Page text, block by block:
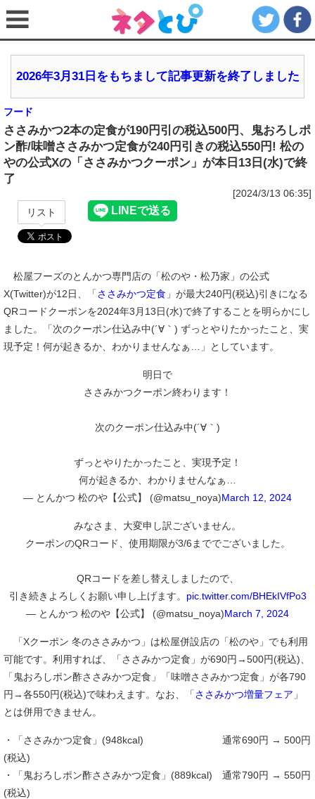
2026年3月31日をもちまして記事更新を終了しました
フード
ささみかつ2本の定食が190円引の税込500円、鬼おろしポ
ン酢/味噌ささみかつ定食が240円引きの税込550円! 松の
やの公式Xの「ささみかつクーポン」が本日13日(水)で終
了
[2024/3/13 06:35]
リスト
松屋フーズのとんかつ専門店の「松のや・松乃家」の公式
X(Twitter)が12日、「ささみかつ定食 」が最大240円(税込)引きになる
QRコードクーポンを2024年3月13日(水)で終了することを明らかにし
ました。「次のクーポン仕込み中(´∀｀) ずっとやりたかったこと、実
現予定！何が起きるか、わかりませんなぁ…」としています。
明日で
ささみかつクーポン終わります！
次のクーポン仕込み中(´∀｀)
ずっとやりたかったこと、実現予定！
何が起きるか、わかりませんなぁ…
— とんかつ 松のや【公式】 (@matsu_noya)March 12, 2024
みなさま、大変申し訳ございません。
クーポンのQRコード、使用期限が3/6まででございました。
QRコードを差し替えしましたので、
引き続きよろしくお願い申し上げます。 pic.twitter.com/BHEkIVfPo3
— とんかつ 松のや【公式】 (@matsu_noya)March 7, 2024
「Xクーポン 冬のささみかつ」は松屋併設店の「松のや」でも利用
可能です。利用すれば、「ささみかつ定食」が690円→500円(税込)、
「鬼おろしポン酢ささみかつ定食」「味噌ささみかつ定食」が各790
円→各550円(税込)で味わえます。なお、「ささみかつ増量フェア 」
とは併用できません。
・「ささみかつ定食」(948kcal) 通常690円 → 500円
(税込)
・「鬼おろしポン酢ささみかつ定食」(889kcal) 通常790円 → 550円
(税込)